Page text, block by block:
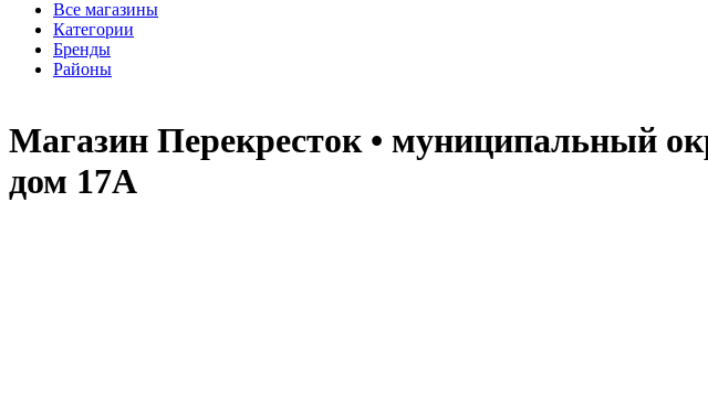
Главное меню
Все магазины
Категории
Бренды
Районы
Магазин Перекресток • муниципальный
дом 17А